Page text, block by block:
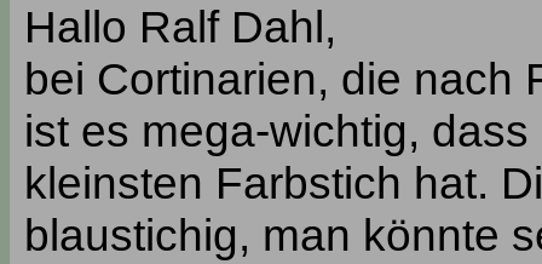
Hallo Ralf Dahl,
bei Cortinarien, die nach
ist es mega-wichtig,
kleinsten Farbstich hat.
blaustichig, man könnte